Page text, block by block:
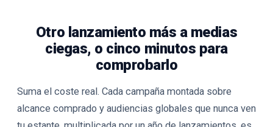
Otro lanzamiento más a medias
ciegas, o cinco minutos para
comprobarlo
Suma el coste real. Cada campaña montada sobre
alcance comprado y audiencias globales que nunca ven